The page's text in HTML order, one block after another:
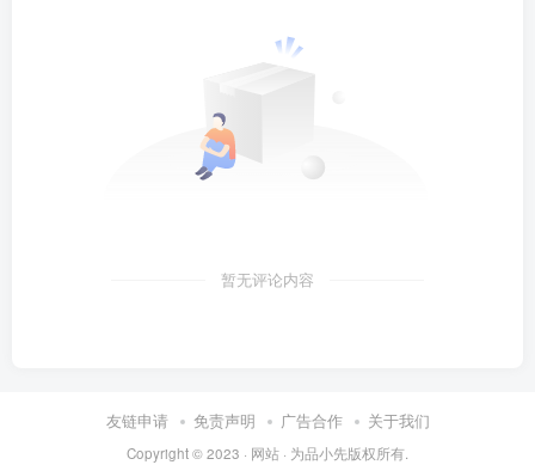
暂无评论内容
友链申请 免责声明 广告合作 关于我们
Copyright © 2023 · 网站 · 为品小先版权所有.